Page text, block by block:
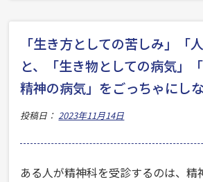
な
精
神
域
の
「生き方としての苦しみ」「
と、「生き物としての病気」
精神の病気」をごっちゃにし
投稿日： 2023年11月14日
ある人が精神科を受診するのは、精